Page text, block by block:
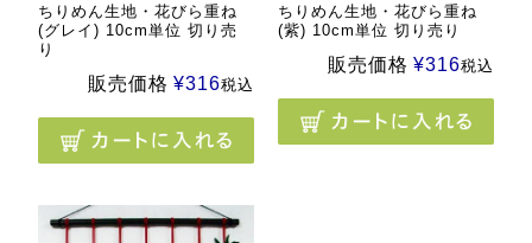
ちりめん生地・花びら重ね
(グレイ) 10cm単位 切り売
り
販売価格 ¥316税込
ちりめん生地・花びら重ね
(紫) 10cm単位 切り売り
販売価格 ¥316税込